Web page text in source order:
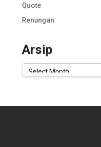
Quote
Renungan
Arsip
Arsip